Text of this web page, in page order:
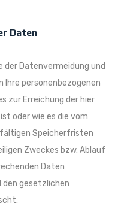
Daten
der Datenvermeidung und
Ihre personenbezogenen
zur Erreichung der hier
oder wie es die vom
Speicherfristen
Zweckes bzw. Ablauf
Daten
gesetzlichen